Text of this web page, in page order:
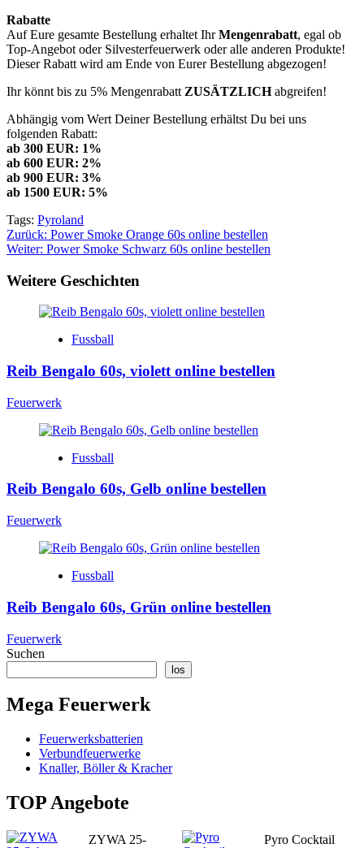
Rabatte
Auf Eure gesamte Bestellung erhaltet IhrMengenrabatt, egal ob
Top-Angebot oder Silvesterfeuerwerk oder alle anderen Produkte!
Dieser Rabatt wird am Ende von Eurer Bestellung abgezogen!
Ihr könnt bis zu 5% Mengenrabatt ZUSÄTZLICHabgreifen!
Abhängig vom Wert Deiner Bestellung erhältst Du bei uns
folgenden Rabatt:
ab 300 EUR: 1%
ab 600 EUR: 2%
ab 900 EUR: 3%
ab 1500 EUR: 5%
Tags: Pyroland
Beitragsnavigation
Zurück: Power Smoke Orange 60s online bestellen
Weiter: Power Smoke Schwarz 60s online bestellen
Weitere Geschichten
Fussball
Reib Bengalo 60s, violett online bestellen
Feuerwerk
Fussball
Reib Bengalo 60s, Gelb online bestellen
Feuerwerk
Fussball
Reib Bengalo 60s, Grün online bestellen
Feuerwerk
Suchen
los
Mega Feuerwerk
Feuerwerksbatterien
Verbundfeuerwerke
Knaller, Böller & Kracher
TOP Angebote
ZYWA 25-
Pyro Cocktail